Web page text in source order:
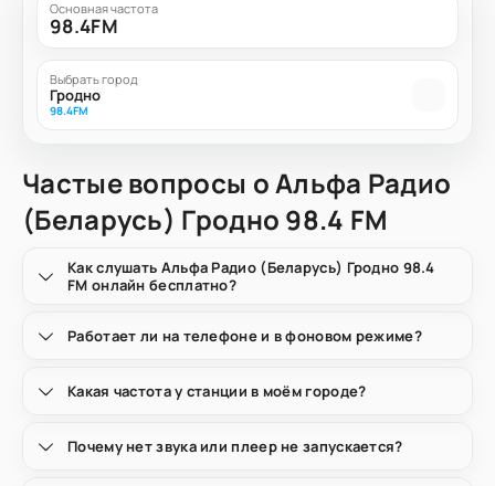
Основная частота
98.4FM
Выбрать город
Гродно
98.4FM
Частые вопросы о Альфа Радио
(Беларусь) Гродно 98.4 FM
Как слушать Альфа Радио (Беларусь) Гродно 98.4
FM онлайн бесплатно?
Работает ли на телефоне и в фоновом режиме?
Какая частота у станции в моём городе?
Почему нет звука или плеер не запускается?